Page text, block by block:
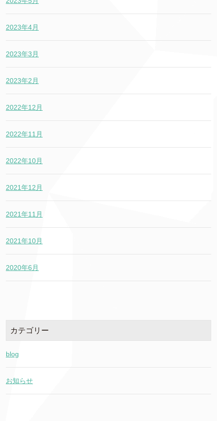
2023年4月
2023年3月
2023年2月
2022年12月
2022年11月
2022年10月
2021年12月
2021年11月
2021年10月
2020年6月
カテゴリー
blog
お知らせ